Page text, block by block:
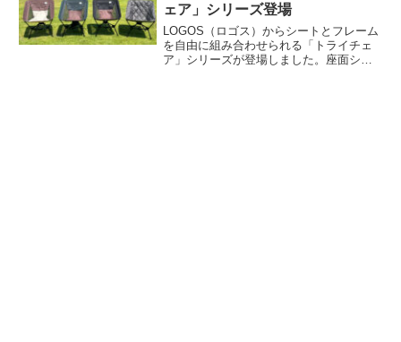
ェア」シリーズ登場
LOGOS（ロゴス）からシートとフレーム
を自由に組み合わせられる「トライチェ
ア」シリーズが登場しました。座面シー